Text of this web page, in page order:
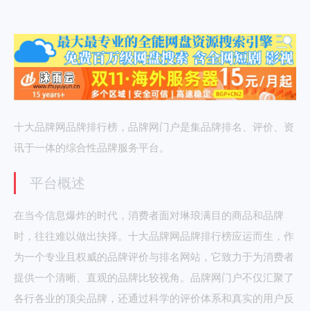
十大品牌网品牌排行榜，品牌网门户是集品牌排名、评价、资
讯于一体的综合性品牌服务平台。
平台概述
在当今信息爆炸的时代，消费者面对琳琅满目的商品和品牌
时，往往难以做出抉择。十大品牌网品牌排行榜应运而生，作
为一个专业且权威的品牌评价与排名网站，它致力于为消费者
提供一个清晰、直观的品牌比较视角。品牌网门户不仅汇聚了
各行各业的顶尖品牌，还通过科学的评价体系和真实的用户反